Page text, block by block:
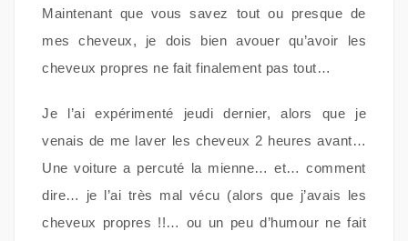
Maintenant que vous savez tout ou presque de
mes cheveux, je dois bien avouer qu’avoir les
cheveux propres ne fait finalement pas tout…
Je l’ai expérimenté jeudi dernier, alors que je
venais de me laver les cheveux 2 heures avant…
Une voiture a percuté la mienne… et… comment
dire… je l’ai très mal vécu (alors que j’avais les
cheveux propres !!… ou un peu d’humour ne fait